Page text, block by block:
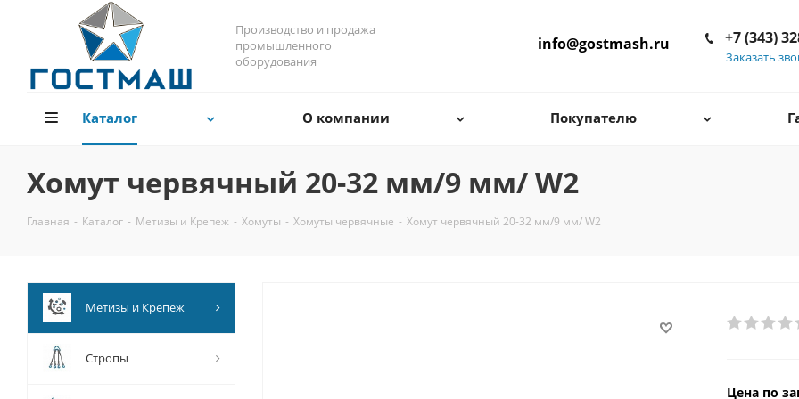
Производство и продажа
промышленного
оборудования
+7 (343)
Заказать
info@gostmash.ru
Каталог О компании Покупателю
Хомут червячный 20-32 мм/9 мм/ W2
Главная - Каталог - Метизы и Крепеж - Хомуты - Хомуты червячные - Хомут червячный 20-32 мм/9 мм/ W2
Цена по
Метизы и Крепеж
Стропы